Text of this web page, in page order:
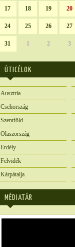
17 18 19 20
24 25 26 27
31 1 2 3
ÚTICÉLOK
Ausztria
Csehország
Szentföld
Olaszország
Erdély
Felvidék
Kárpátalja
MÉDIATÁR